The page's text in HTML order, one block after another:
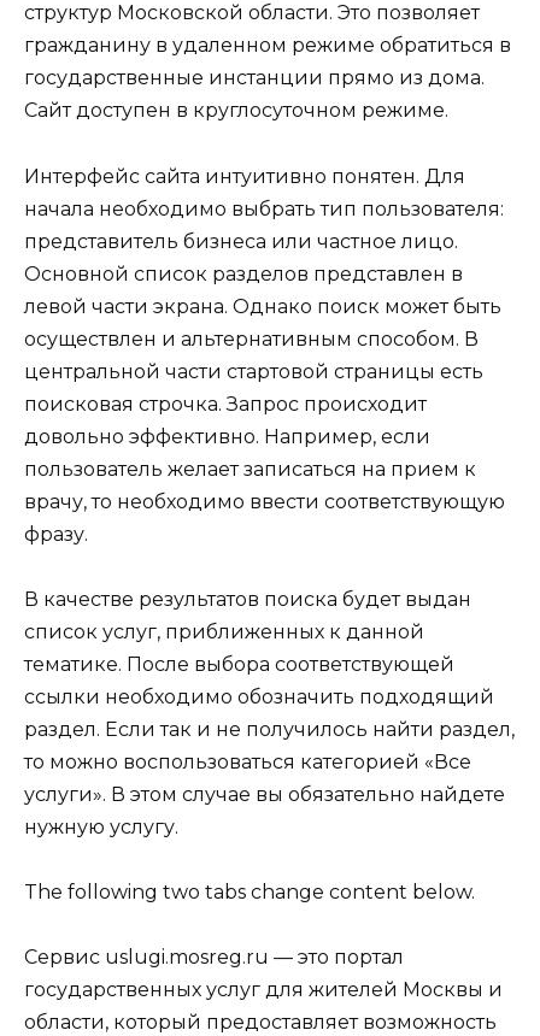
структур Московской области. Это позволяет
гражданину в удаленном режиме обратиться в
государственные инстанции прямо из дома.
Сайт доступен в круглосуточном режиме.
Интерфейс сайта интуитивно понятен. Для
начала необходимо выбрать тип пользователя:
представитель бизнеса или частное лицо.
Основной список разделов представлен в
левой части экрана. Однако поиск может быть
осуществлен и альтернативным способом. В
центральной части стартовой страницы есть
поисковая строчка. Запрос происходит
довольно эффективно. Например, если
пользователь желает записаться на прием к
врачу, то необходимо ввести соответствующую
фразу.
В качестве результатов поиска будет выдан
список услуг, приближенных к данной
тематике. После выбора соответствующей
ссылки необходимо обозначить подходящий
раздел. Если так и не получилось найти раздел,
то можно воспользоваться категорией «Все
услуги». В этом случае вы обязательно найдете
нужную услугу.
The following two tabs change content below.
Сервис uslugi.mosreg.ru — это портал
государственных услуг для жителей Москвы и
области, который предоставляет возможность